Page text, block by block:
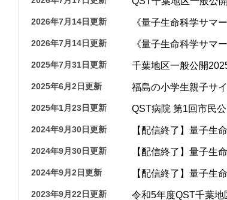
2026年7月14日更新 《量子生命科学サマ
2026年7月14日更新 《量子生命科学サマ
2025年7月31日更新 千葉地区一般公開
2025年6月2日更新 福島の小学生親子サ
2025年1月23日更新 QST病院 第1回市民
2024年9月30日更新 【配信終了】量子
2024年9月30日更新 【配信終了】量子生
2024年9月2日更新 【配信終了】量子生
2023年9月22日更新 令和5年度QST千葉地